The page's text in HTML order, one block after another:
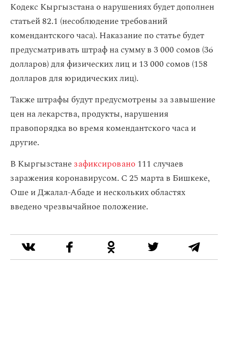
Кодекс Кыргызстана о нарушениях будет дополнен
статьей 82.1 (несоблюдение требований
комендантского часа). Наказание по статье будет
предусматривать штраф на сумму в 3 000 сомов (36
долларов) для физических лиц и 13 000 сомов (158
долларов для юридических лиц).
Также штрафы будут предусмотрены за завышение
цен на лекарства, продукты, нарушения
правопорядка во время комендантского часа и
другие.
В Кыргызстанезафиксировано111 случаев
заражения коронавирусом. С 25 марта в Бишкеке,
Оше и Джалал-Абаде и нескольких областях
введено чрезвычайное положение.